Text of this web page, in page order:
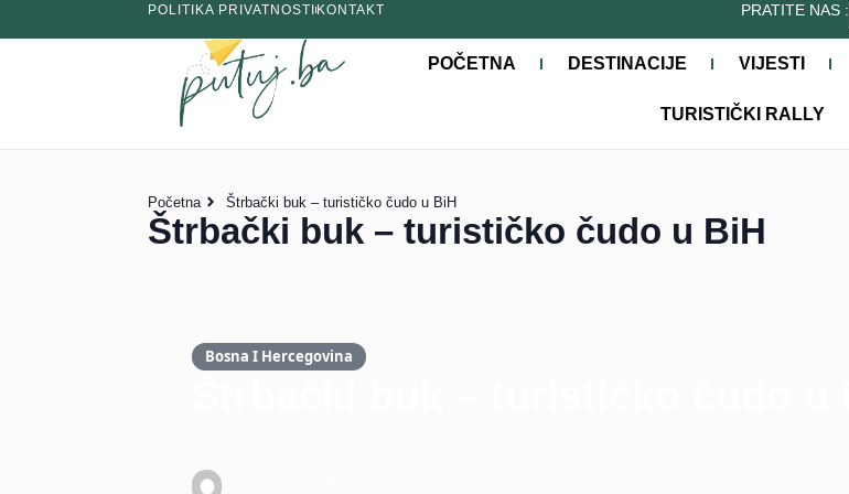
POLITIKA PRIVATNOSTIKONTAKT PRATITE NAS :
POČETNA DESTINACIJE VIJESTI
TURISTIČKI RALLY
Početna Štrbački buk – turističko čudo u BiH
Štrbački buk – turističko čudo u BiH
Bosna I Hercegovina